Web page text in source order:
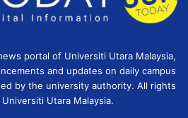
portal of Universiti Utara Malaysia,
and updates on daily campus
by the university authority. All rights
Utara Malaysia.